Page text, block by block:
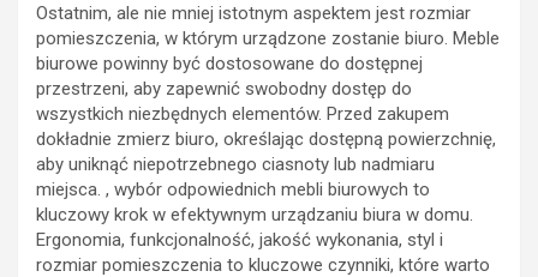
Ostatnim, ale nie mniej istotnym aspektem jest rozmiar
pomieszczenia, w którym urządzone zostanie biuro. Meble
biurowe powinny być dostosowane do dostępnej
przestrzeni, aby zapewnić swobodny dostęp do
wszystkich niezbędnych elementów. Przed zakupem
dokładnie zmierz biuro, określając dostępną powierzchnię,
aby uniknąć niepotrzebnego ciasnoty lub nadmiaru
miejsca. , wybór odpowiednich mebli biurowych to
kluczowy krok w efektywnym urządzaniu biura w domu.
Ergonomia, funkcjonalność, jakość wykonania, styl i
rozmiar pomieszczenia to kluczowe czynniki, które warto